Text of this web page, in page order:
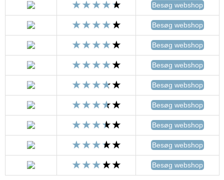
Besøg webshop
Besøg webshop
Besøg webshop
Besøg webshop
Besøg webshop
Besøg webshop
Besøg webshop
Besøg webshop
Besøg webshop